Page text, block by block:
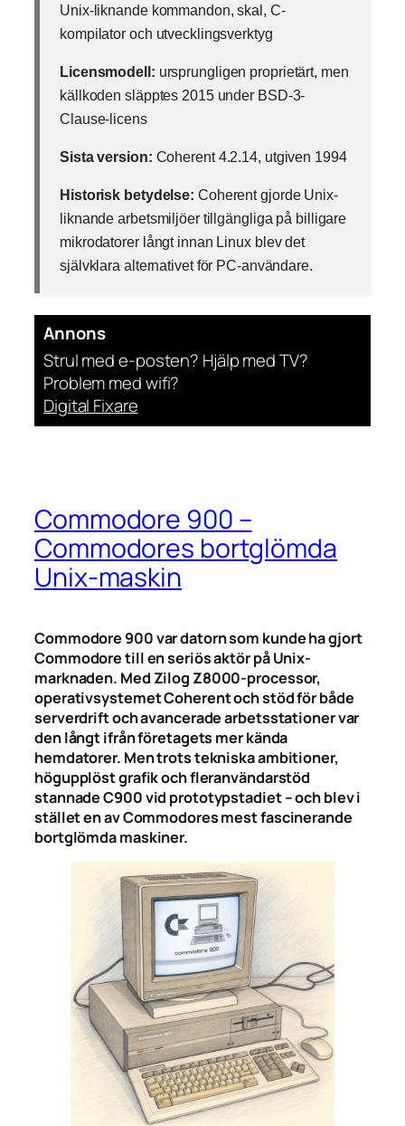
Unix-liknande kommandon, skal, C-
kompilator och utvecklingsverktyg
Licensmodell: ursprungligen proprietärt, men
källkoden släpptes 2015 under BSD-3-
Clause-licens
Sista version: Coherent 4.2.14, utgiven 1994
Historisk betydelse: Coherent gjorde Unix-
liknande arbetsmiljöer tillgängliga på billigare
mikrodatorer långt innan Linux blev det
självklara alternativet för PC-användare.
Annons
Strul med e-posten? Hjälp med TV?
Problem med wifi?
Digital Fixare
Commodore 900 –
Commodores bortglömda
Unix-maskin
Commodore 900 var datorn som kunde ha gjort
Commodore till en seriös aktör på Unix-
marknaden. Med Zilog Z8000-processor,
operativsystemet Coherent och stöd för både
serverdrift och avancerade arbetsstationer var
den långt ifrån företagets mer kända
hemdatorer. Men trots tekniska ambitioner,
högupplöst grafik och fleranvändarstöd
stannade C900 vid prototypstadiet – och blev i
stället en av Commodores mest fascinerande
bortglömda maskiner.